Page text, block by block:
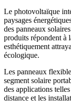
Le photovoltaïque
paysages
des panneaux
produits répondent à
esthétiquement
écologique.
Les panneaux
segment solaire
des applications
distance et les